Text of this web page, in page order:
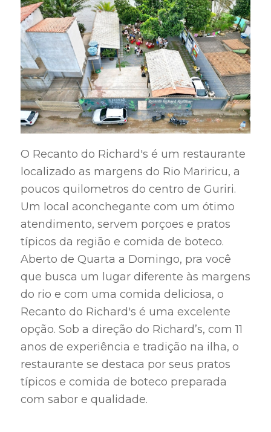
O Recanto do Richard's é um restaurante
localizado as margens do Rio Mariricu, a
poucos quilometros do centro de Guriri.
Um local aconchegante com um ótimo
atendimento, servem porçoes e pratos
típicos da região e comida de boteco.
Aberto de Quarta a Domingo, pra você
que busca um lugar diferente às margens
do rio e com uma comida deliciosa, o
Recanto do Richard's é uma excelente
opção. Sob a direção do Richard’s, com 11
anos de experiência e tradição na ilha, o
restaurante se destaca por seus pratos
típicos e comida de boteco preparada
com sabor e qualidade.